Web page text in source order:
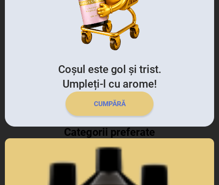
Coșul este gol și trist.
Umpleți-l cu arome!
CUMPĂRĂ
Categorii preferate